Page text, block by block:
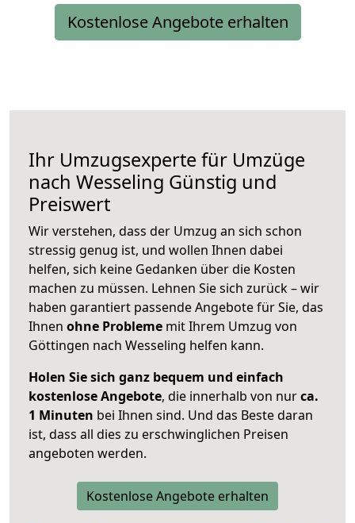
Kostenlose Angebote erhalten
Ihr Umzugsexperte für Umzüge
nach Wesseling Günstig und
Preiswert
Wir verstehen, dass der Umzug an sich schon
stressig genug ist, und wollen Ihnen dabei
helfen, sich keine Gedanken über die Kosten
machen zu müssen. Lehnen Sie sich zurück – wir
haben garantiert passende Angebote für Sie, das
Ihnen ohne Probleme mit Ihrem Umzug von
Göttingen nach Wesseling helfen kann.
Holen Sie sich ganz bequem und einfach
kostenlose Angebote, die innerhalb von nurca.
1 Minuten bei Ihnen sind. Und das Beste daran
ist, dass all dies zu erschwinglichen Preisen
angeboten werden.
Kostenlose Angebote erhalten